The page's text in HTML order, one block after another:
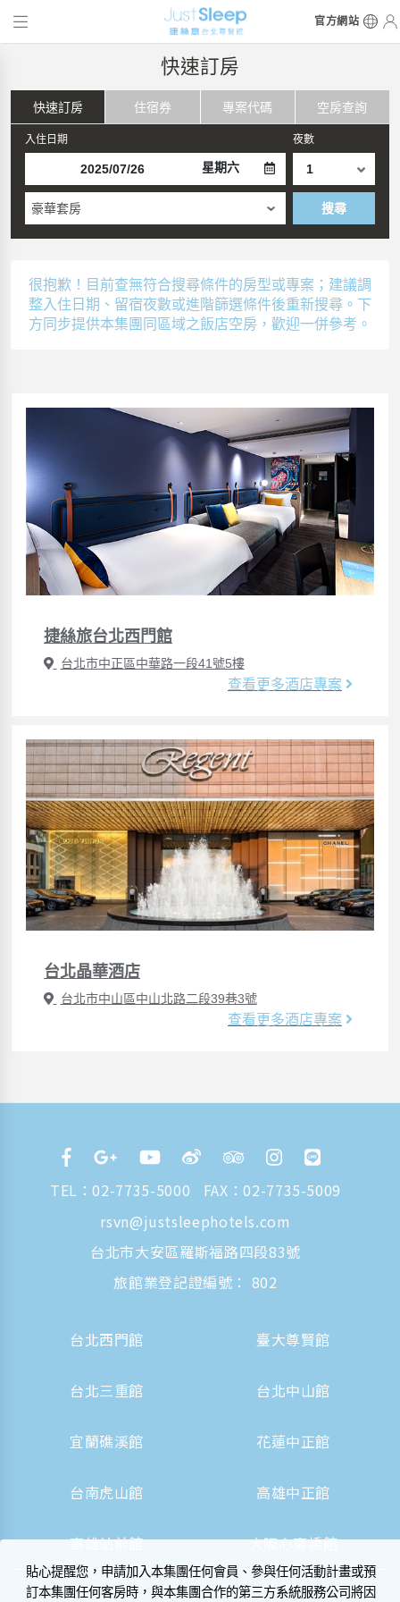
官方網站
快速訂房
快速訂房 住宿券 專案代碼 空房查詢
入住日期
星期六
夜數
豪華套房 搜尋
很抱歉！目前查無符合搜尋條件的房型或專案；建議調
整入住日期、留宿夜數或進階篩選條件後重新搜尋。下
方同步提供本集團同區域之飯店空房，歡迎一併參考。
捷絲旅台北西門館
台北市中正區中華路一段41號5樓
查看更多酒店專案
台北晶華酒店
台北市中山區中山北路二段39巷3號
查看更多酒店專案
TEL：02-7735-5000
FAX：02-7735-5009
rsvn@justsleephotels.com
台北市大安區羅斯福路四段83號
旅館業登記證編號： 802
台北西門館 臺大尊賢館
台北三重館 台北中山館
宜蘭礁溪館 花蓮中正館
台南虎山館 高雄中正館
高雄站前館 大阪心齋橋館
貼心提醒您，申請加入本集團任何會員、參與任何活動計畫或預
訂本集團任何客房時，與本集團合作的第三方系統服務公司將因